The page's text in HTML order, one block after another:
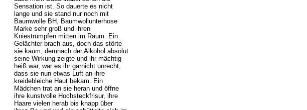
Sensation ist. So dauerte es nicht
lange und sie stand nur noch mit
Baumwolle BH, Baumwollunterhose
Marke sehr groß und ihren
Kniestrümpfen mitten im Raum. Ein
Gelächter brach aus, doch das störte
sie kaum, demnach der Alkohol absolut
seine Wirkung zeigte und ihr mächtig
heiß war, war es ihr garnicht unrecht,
dass sie nun etwas Luft an ihre
kreidebleiche Haut bekam. Ein
Mädchen trat an sie heran und öffne
ihre kunstvolle Hochsteckfrisur, ihre
Haare vielen herab bis knapp über